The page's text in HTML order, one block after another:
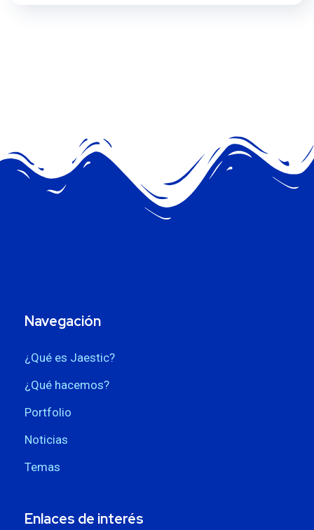
Navegación
¿Qué es Jaestic?
¿Qué hacemos?
Portfolio
Noticias
Temas
Enlaces de interés